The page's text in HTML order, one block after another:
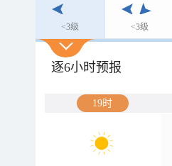
<3级 <3级
逐6小时预报
19时